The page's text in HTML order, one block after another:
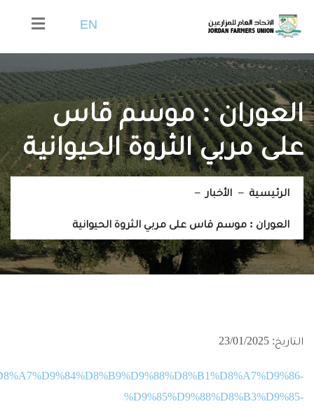
EN
العوران : موسم قاس
على مربي الثروة الحيوانية
الرئيسية الأخبار
العوران : موسم قاس على مربي الثروة الحيوانية
التاريخ: 23/01/2025
%D9%85%D9%88%D8%B3%D9%85-